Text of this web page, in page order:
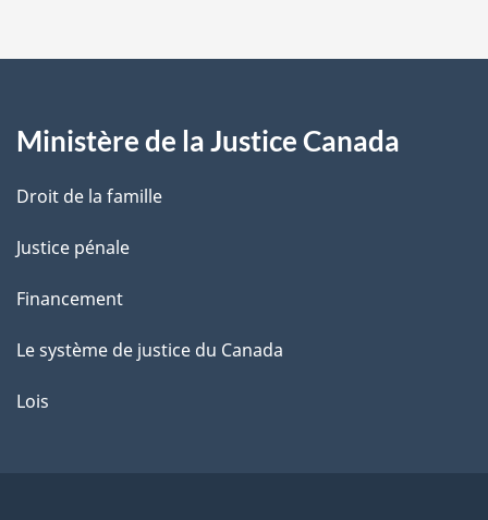
a
e
Ministère de la Justice Canada
Droit de la famille
Justice pénale
Financement
Le système de justice du Canada
Lois